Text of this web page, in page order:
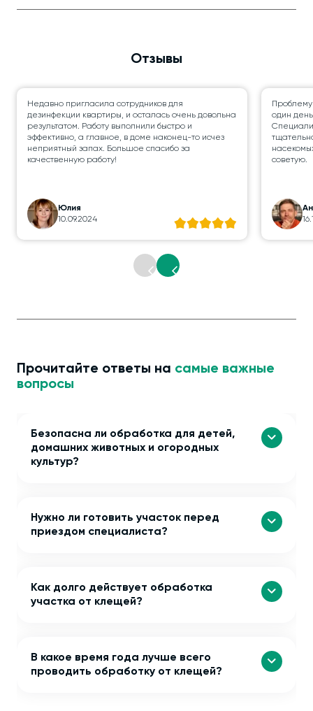
Отзывы
Недавно пригласила сотрудников для
дезинфекции квартиры, и осталась очень довольна
результатом. Работу выполнили быстро и
эффективно, а главное, в доме наконец-то исчез
неприятный запах. Большое спасибо за
качественную работу!
Юлия
10.09.2024
один
советую.
Прочитайте ответы на самые важные
вопросы
Безопасна ли обработка для детей,
домашних животных и огородных
культур?
Нужно ли готовить участок перед
приездом специалиста?
Как долго действует обработка
участка от клещей?
В какое время года лучше всего
проводить обработку от клещей?